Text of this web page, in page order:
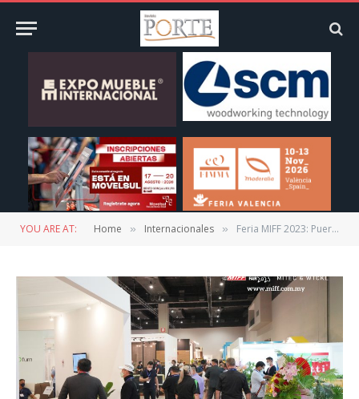
YOU ARE AT: Home » Internacionales » Feria MIFF 2023: Puertas abiertas a compradores internacionales